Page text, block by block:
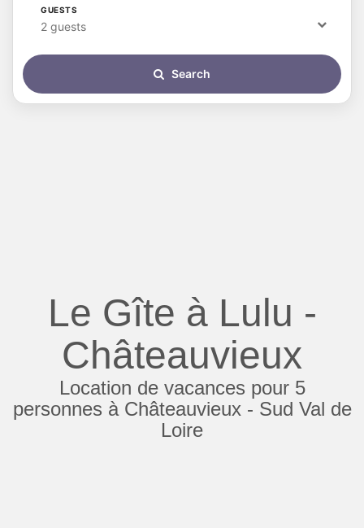
GUESTS
2 guests
Search
Le Gîte à Lulu -
Châteauvieux
Location de vacances pour 5
personnes à Châteauvieux - Sud Val de
Loire